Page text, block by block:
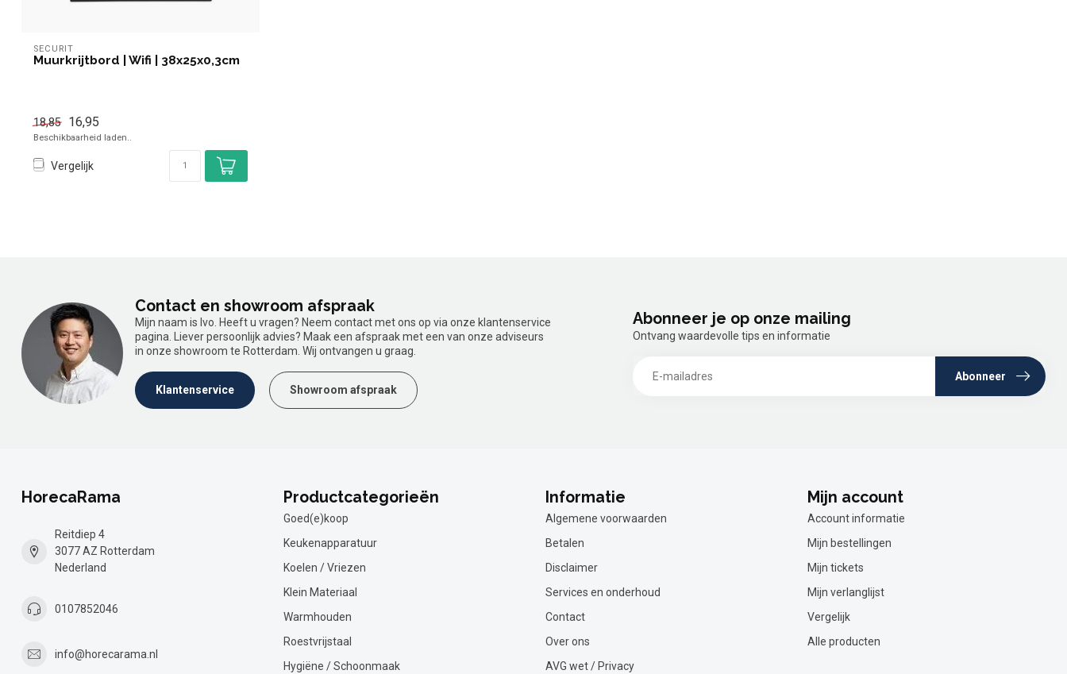
SECURIT
Muurkrijtbord | Wifi | 38x25x0,3cm
18,85 16,95
Beschikbaarheid laden..
Vergelijk
Contact en showroom afspraak
Mijn naam is Ivo. Heeft u vragen? Neem contact met ons op via onze klantenservice
pagina. Liever persoonlijk advies? Maak een afspraak met een van onze adviseurs
in onze showroom te Rotterdam. Wij ontvangen u graag.
Klantenservice Showroom afspraak
Abonneer je op onze mailing
Ontvang waardevolle tips en informatie
Abonneer
HorecaRama
Reitdiep 4
3077 AZ Rotterdam
Nederland
0107852046
info@horecarama.nl
Productcategorieën
Goed(e)koop
Keukenapparatuur
Koelen / Vriezen
Klein Materiaal
Warmhouden
Roestvrijstaal
Hygiëne / Schoonmaak
Informatie
Algemene voorwaarden
Betalen
Disclaimer
Services en onderhoud
Contact
Over ons
AVG wet / Privacy
Mijn account
Account informatie
Mijn bestellingen
Mijn tickets
Mijn verlanglijst
Vergelijk
Alle producten